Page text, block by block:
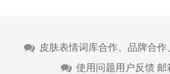
皮肤表情词库合作、品牌合
使用问题用户反馈 邮